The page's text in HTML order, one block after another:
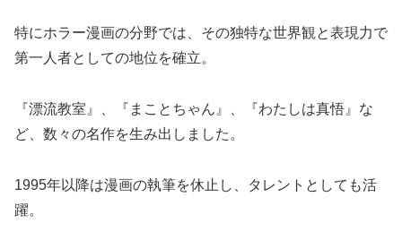
特にホラー漫画の分野では、その独特な世界観と表現力で
第一人者としての地位を確立。
『漂流教室』、『まことちゃん』、『わたしは真悟』な
ど、数々の名作を生み出しました。
1995年以降は漫画の執筆を休止し、タレントとしても活
躍。